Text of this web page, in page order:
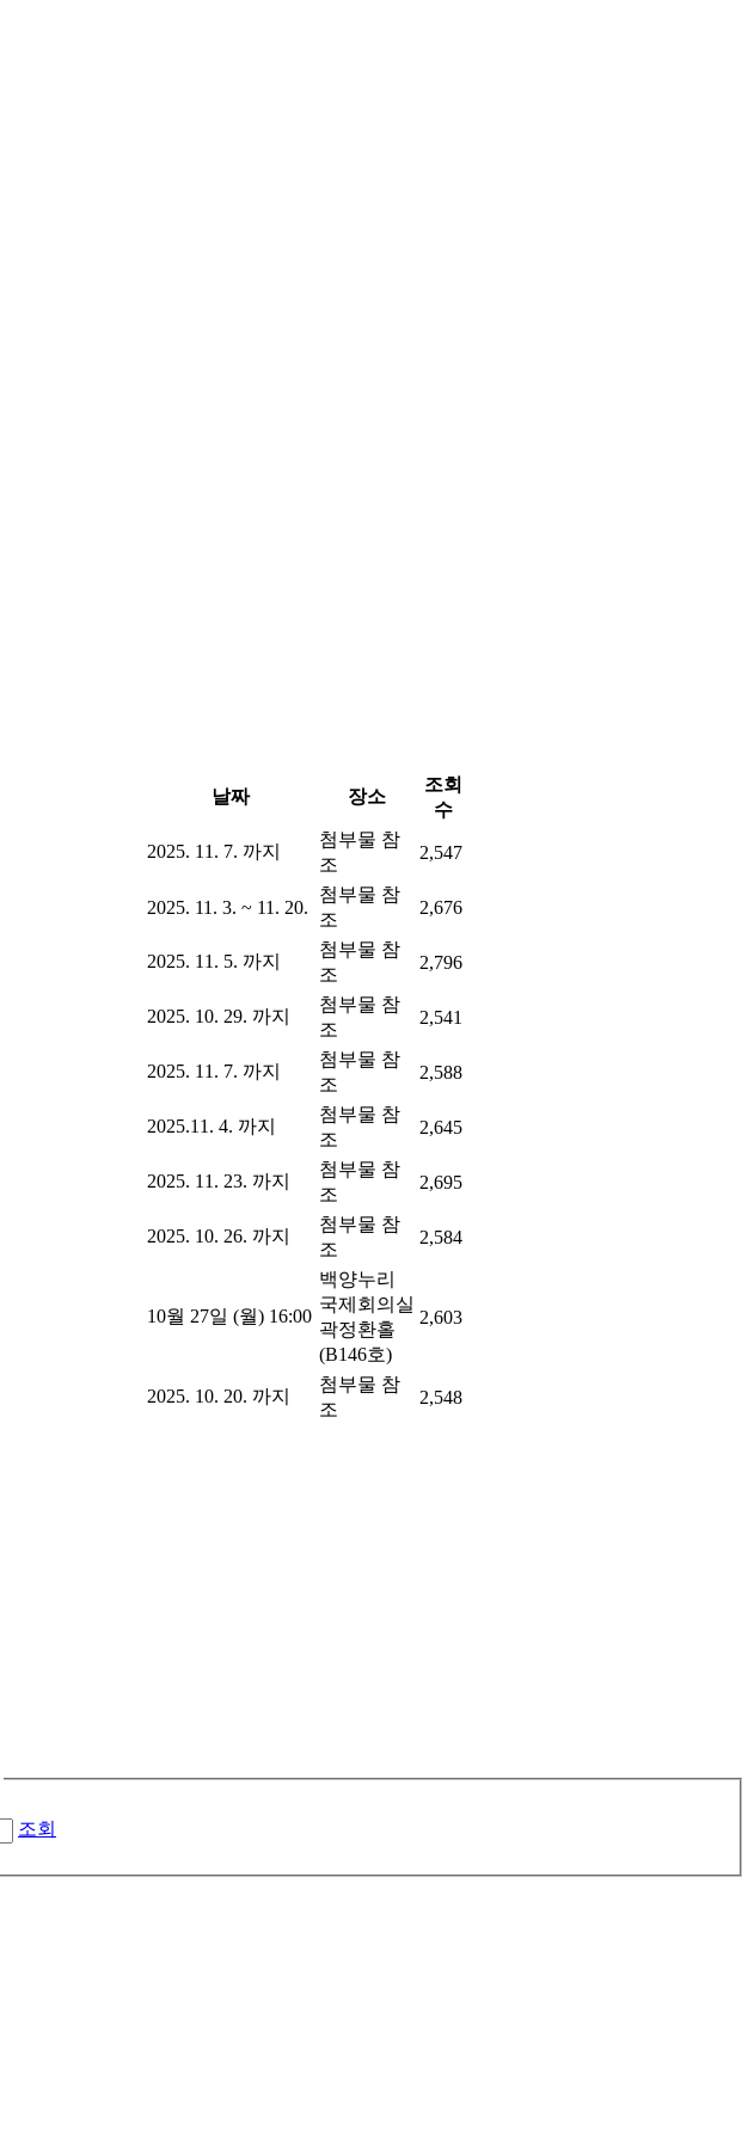
날짜 장소
조회
수
2025. 11. 7. 까지
첨부물 참
조
2,547
2025. 11. 3. ~ 11. 20.
첨부물 참
조
2,676
2025. 11. 5. 까지
첨부물 참
조
2,796
2025. 10. 29. 까지
첨부물 참
조
2,541
2025. 11. 7. 까지
첨부물 참
조
2,588
2025.11. 4. 까지
첨부물 참
조
2,645
2025. 11. 23. 까지
첨부물 참
조
2,695
2025. 10. 26. 까지
첨부물 참
조
2,584
10월 27일 (월) 16:00
백양누리
국제회의실
곽정환홀
(B146호)
2,603
2025. 10. 20. 까지
첨부물 참
조
2,548
조회